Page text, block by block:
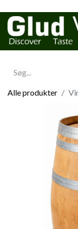
Alle produkter